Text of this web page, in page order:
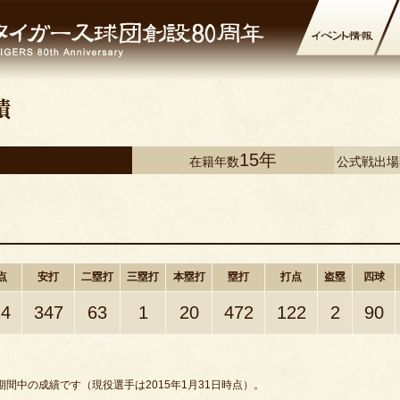
在籍年数15年 公式戦出
安打 二塁打 三塁打 本塁打 塁打 打点 盗塁 四球
347 63 1 20 472 122 2 90
中の成績です（現役選手は2015年1月31日時点）。